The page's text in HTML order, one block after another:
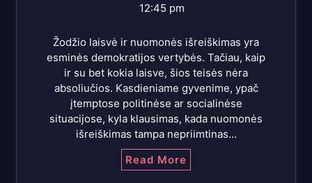
12:45 pm
Žodžio laisvė ir nuomonės išreiškimas yra
esminės demokratijos vertybės. Tačiau, kaip
ir su bet kokia laisve, šios teisės nėra
absoliučios. Kasdieniame gyvenime, ypač
įtemptose politinėse ar socialinėse
situacijose, kyla klausimas, kada nuomonės
išreiškimas tampa nepriimtinas…
Read More